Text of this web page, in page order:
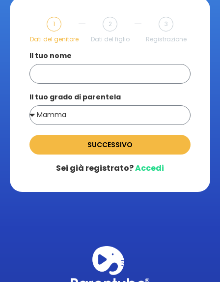
1
Dati del genitore
2
Dati del figlio
3
Registrazione
Il tuo nome
Il tuo grado di parentela
SUCCESSIVO
Sei già registrato?Accedi